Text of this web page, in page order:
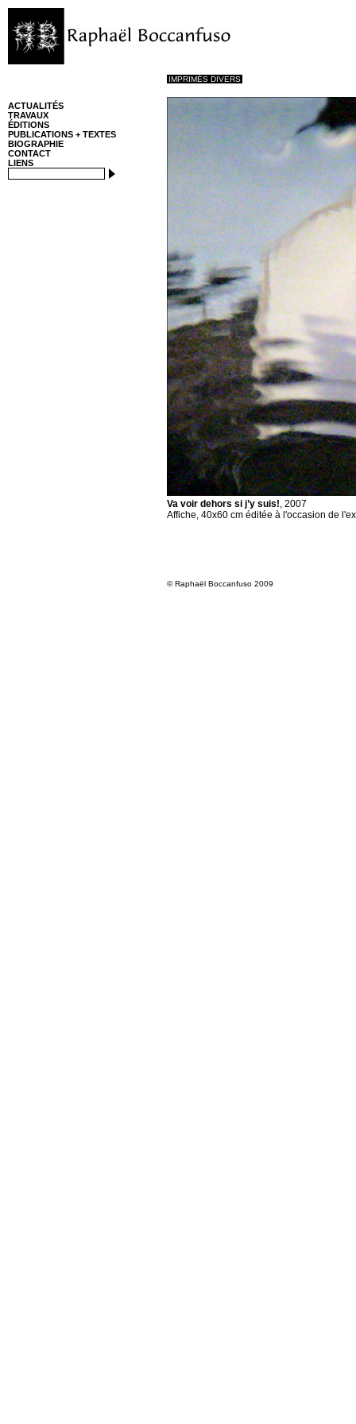
ACTUALITÉS
TRAVAUX
ÉDITIONS
PUBLICATIONS + TEXTES
BIOGRAPHIE
CONTACT
LIENS
IMPRIMÉS DIVERS
Va voir dehors si j’y suis!, 2007
Affiche, 40x60 cm éditée à l'occasion de
© Raphaël Boccanfuso 2009